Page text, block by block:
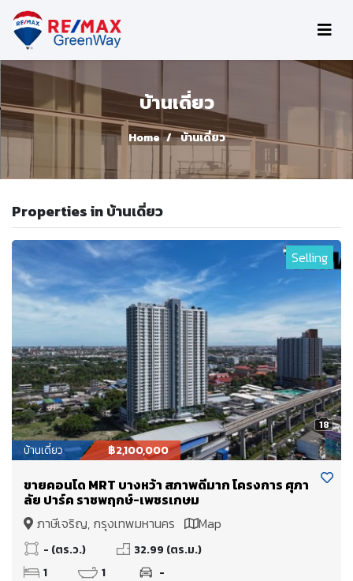
บ้านเดี่ยว
Home บ้านเดี่ยว
Properties in บ้านเดี่ยว
18
Selling
บ้านเดี่ยว ฿2,100,000
ขายคอนโด MRT บางหว้า สภาพดีมาก โครงการ ศุภา
ลัย ปาร์ค ราชพฤกษ์-เพชรเกษม
ภาษีเจริญ, กรุงเทพมหานคร
Map
- (ตร.ว.)
32.99 (ตร.ม.)
1
1 -